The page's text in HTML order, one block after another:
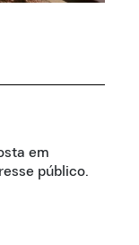
em
público.